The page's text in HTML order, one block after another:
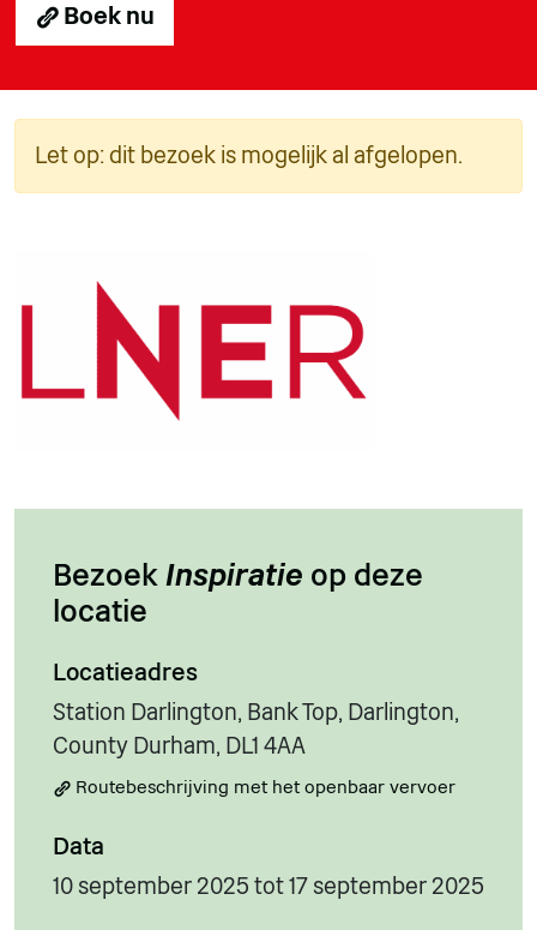
Boek nu
Let op: dit bezoek is mogelijk al afgelopen.
Bezoek Inspiratie op deze
locatie
Locatieadres
Station Darlington, Bank Top, Darlington,
County Durham, DL1 4AA
Routebeschrijving met het openbaar vervoer
Data
10 september 2025 tot 17 september 2025